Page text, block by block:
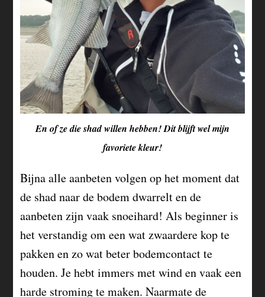
En of ze die shad willen hebben! Dit blijft wel mijn
favoriete kleur!
Bijna alle aanbeten volgen op het moment dat
de shad naar de bodem dwarrelt en de
aanbeten zijn vaak snoeihard! Als beginner is
het verstandig om een wat zwaardere kop te
pakken en zo wat beter bodemcontact te
houden. Je hebt immers met wind en vaak een
harde stroming te maken. Naarmate de